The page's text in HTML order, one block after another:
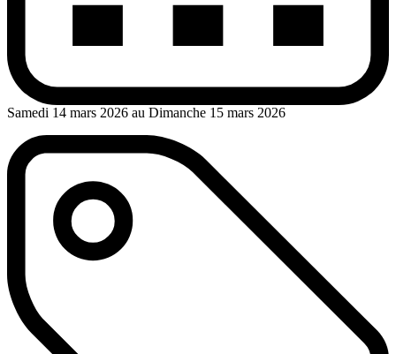
Samedi 14 mars 2026 au Dimanche 15 mars 2026